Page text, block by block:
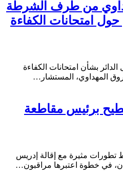
من طرف الشرطة
حول امتحانات الكفاءة
بشأن امتحانات الكفاءة
المهداوي، المستشار…
برئيس مقاطعة
تطورات مثيرة مع إقالة إدريس
في خطوة اعتبرها مراقبون…